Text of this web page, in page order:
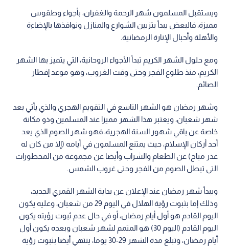
ويستقبل المسلمون شهر الرحمة والغفران، بأجواء وطقوس
مميزة، فالبعض يبدأ بتزيين الشوارع والمنازل ونوافذها بالإضاءة
والأهلة وأحبال الإنارة الرمضانية.
ومع حلول الشهر الكريم تبدأ الأجواء الروحانية، التي يتميز بها الشهر
الكريم، منذ طلوع الفجر وحتى وقت الغروب، وهو موعد إفطار
الصائم.
وشهر رمضان هو الشهر التاسع في التقويم الهجري والذي يأتي بعد
شهر شعبان، ويعتبر هذا الشهر مميزا عند المسلمين وذو مكانة
خاصة عن باقي شهور السنة الهجرية، فهو شهر الصوم الذي يعد
أحد أركان الإسلام، حيث يمتنع المسلمون في أيامه (إلا من كان له
عذر مباح) عن الطعام و‌الشراب وأيضا عن مجموعة من المحظورات
التي تبطل الصوم من الفجر وحتى غروب الشمس.
ويبدأ شهر رمضان عند الإعلان عن بداية الشهر القمري الجديد،
وذلك إما بثبوت رؤية الهلال في اليوم 29 من شعبان، وعليه يكون
اليوم القادم هو أول أيام رمضان، أو في حال عدم ثبوت رؤيته يكون
اليوم القادم (اليوم 30) هو المتمم لشهر شعبان وبعده يكون أول
أيام رمضان، وتبلغ مدة الشهر 29-30 يوما، ينتهي أيضا بثبوت رؤية